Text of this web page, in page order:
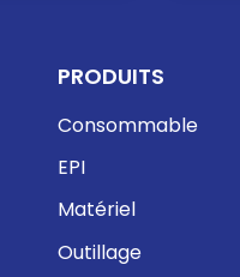
PRODUITS
Consommable
EPI
Matériel
Outillage